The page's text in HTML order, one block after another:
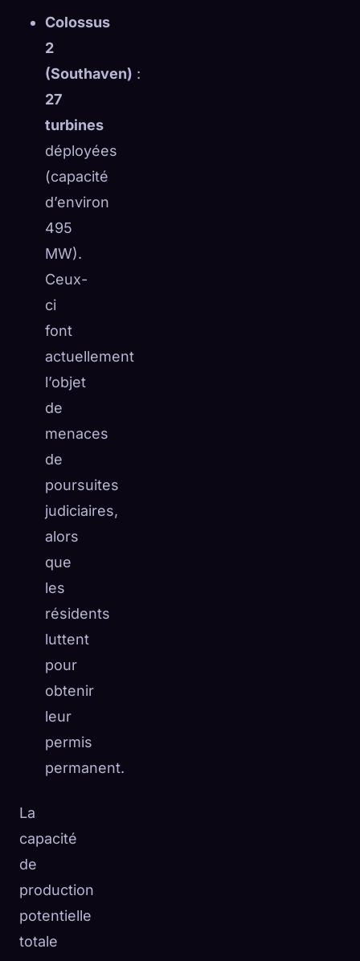
Colossus
2
(Southaven) :
27
turbines
déployées
(capacité
d’environ
495
MW).
Ceux-
ci
font
actuellement
l’objet
de
menaces
de
poursuites
judiciaires,
alors
que
les
résidents
luttent
pour
obtenir
leur
permis
permanent.
La
capacité
de
production
potentielle
totale